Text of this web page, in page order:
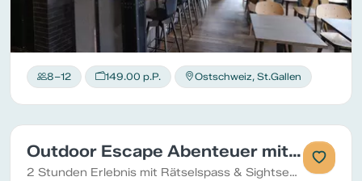
8–12 149.00 p.P. Ostschweiz, St.Gallen
Outdoor Escape Abenteuer mit Apéro
2 Stunden Erlebnis mit Rätselspass & Sightseeing und Apéro in der Escape Bar